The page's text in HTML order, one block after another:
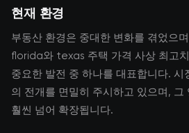
현재 환경
부동산 환경은 중대한 변화를 겪었으
florida와 texas 주택 가격 사상 최고
중요한 발전 중 하나를 대표합니다. 시
의 전개를 면밀히 주시하고 있으며, 그
훨씬 넘어 확장됩니다.